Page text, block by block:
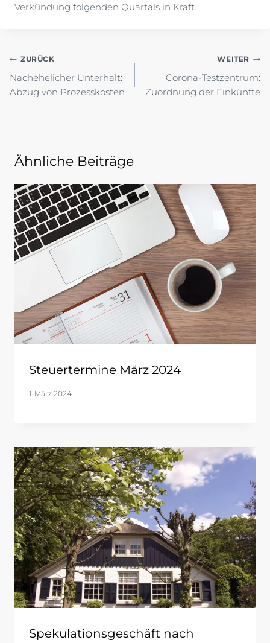
Verkündung folgenden Quartals in Kraft.
Beitragsnavigation
ZURÜCK
Nachehelicher Unterhalt:
Abzug von Prozesskosten
WEITER
Corona-Testzentrum:
Zuordnung der Einkünfte
Ähnliche Beiträge
Steuertermine März 2024
1. März 2024
Spekulationsgeschäft nach